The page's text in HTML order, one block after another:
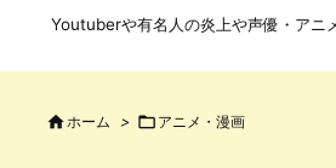
Youtuberや有名人の炎上や声優・アニ
 ホーム >  アニメ・漫画